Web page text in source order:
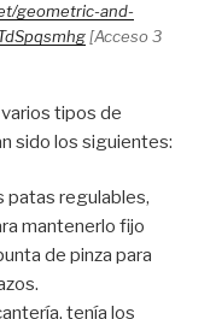
geometric-and-
[Acceso 3
tipos de
sido los siguientes:
patas regulables,
mantenerlo fijo
de pinza para
tenía los